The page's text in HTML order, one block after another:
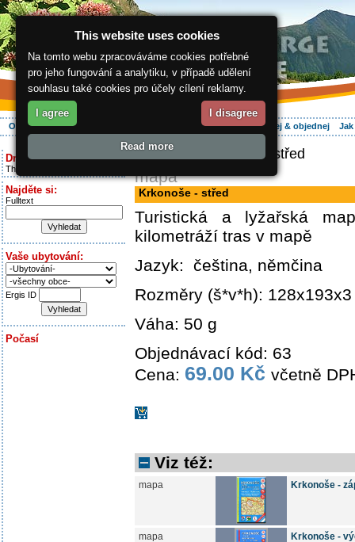
O regionu Aktivně Ubytování Hledej & objednej
Dnes je:
Thursday 6.08.2026
Najděte si:
Fulltext
Vaše ubytování:
Ergis ID
Počasí
ergis.cz > Krkonoše - střed
mapa
Krkonoše - střed
Turistická a lyžařská
kilometráží tras v mapě
Jazyk: čeština, němčina
Rozměry (š*v*h):
Váha: 50 g
Objednávací kód: 63
Cena: 69.00 Kč včetně
Viz též:
mapa Krkonoše -
mapa Krkonoše -
This website uses cookies
Na tomto webu zpracováváme cookies potřebné
pro jeho fungování a analytiku, v případě udělení
souhlasu také cookies pro účely cílení reklamy.
I agree I disagree
Read more